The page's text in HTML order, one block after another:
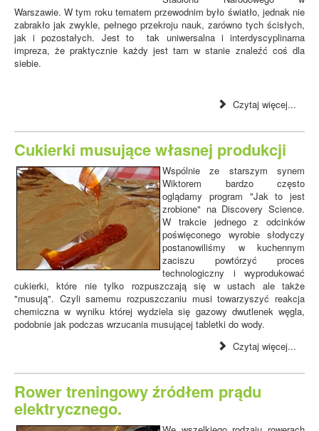
Warszawie. W tym roku tematem przewodnim było światło, jednak nie
zabrakło jak zwykle, pełnego przekroju nauk, zarówno tych ścisłych,
jak i pozostałych. Jest to tak uniwersalna i interdyscyplinarna
impreza, że praktycznie każdy jest tam w stanie znaleźć coś dla
siebie.
Czytaj więcej...
Cukierki musujące własnej produkcji
Wspólnie ze starszym synem
Wiktorem bardzo często
oglądamy program "Jak to jest
zrobione" na Discovery Science.
W trakcie jednego z odcinków
poświęconego wyrobie słodyczy
postanowiliśmy w kuchennym
zaciszu powtórzyć proces
technologiczny i wyprodukować
cukierki, które nie tylko rozpuszczają się w ustach ale także
"musują". Czyli samemu rozpuszczaniu musi towarzyszyć reakcja
chemiczna w wyniku której wydziela się gazowy dwutlenek węgla,
podobnie jak podczas wrzucania musującej tabletki do wody.
Czytaj więcej...
Rower treningowy źródłem prądu
elektrycznego.